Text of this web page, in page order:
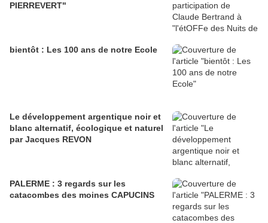
PIERREVERT"
bientôt : Les 100 ans de notre Ecole
Le développement argentique noir et
blanc alternatif, écologique et naturel
par Jacques REVON
PALERME : 3 regards sur les
catacombes des moines CAPUCINS